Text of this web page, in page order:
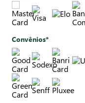
Convênios*